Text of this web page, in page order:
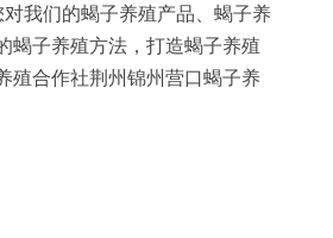
我们的蝎子养殖产品、蝎子养
蝎子养殖方法，打造蝎子养殖
殖合作社荆州锦州营口蝎子养